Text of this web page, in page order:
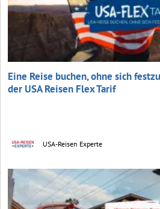
Eine Reise buchen, ohne sich
der USA Reisen Flex Tarif
USA-Reisen Experte